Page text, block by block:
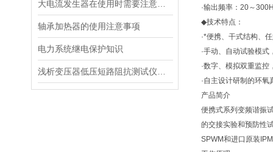
轴承加热器的使用注意事项
电力系统继电保护知识
·输出频率：20～
◆技术特点：
·*便携、干式结构、
·手动、自动试验模
·数字、模拟双重监
·自主设计研制的环
产品简介
便携式系列变频谐振
的交接实验和预防性
SPWM和进口原装